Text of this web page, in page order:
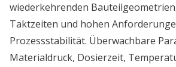
wiederkehrenden
Taktzeiten und hohen
Prozessstabilität. Überwachbare
Materialdruck, Dosierzeit,